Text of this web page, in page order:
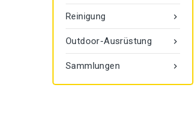

Reinigung

Outdoor-Ausrüstung

Sammlungen